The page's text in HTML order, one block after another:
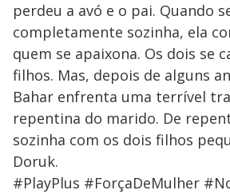
perdeu a avó e o pai. Quando
completamente sozinha, ela
quem se apaixona. Os dois se
filhos. Mas, depois de alguns
Bahar enfrenta uma terrível
repentina do marido. De
sozinha com os dois filhos
Doruk.
#PlayPlus #ForçaDeMulher